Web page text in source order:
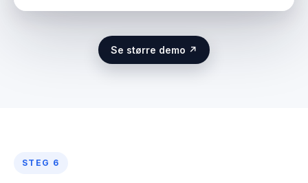
Se større demo ↗
STEG 6